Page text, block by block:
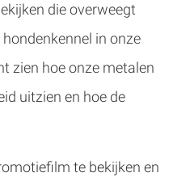
die overweegt
in onze
zien hoe onze metalen
uitzien en hoe de
te bekijken en